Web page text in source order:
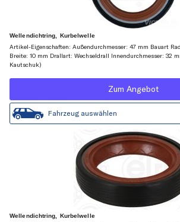
Wellendichtring, Kurbelwelle
Artikel-Eigenschaften: Außendurchmesser: 47 mm Bauart
Breite: 10 mm Drallart: Wechseldrall Innendurchmesser: 32
Kautschuk)
Zum Angebot
Fahrzeug auswählen
Wellendichtring, Kurbelwelle